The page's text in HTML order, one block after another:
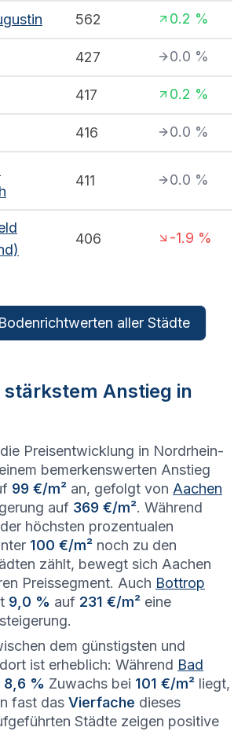
562 0.2 %
427 0.0 %
417 0.2 %
416 0.0 %
411 0.0 %
406 -1.9 %
aller Städte
Anstieg in
Preisentwicklung in Nordrhein-
bemerkenswerten Anstieg
99 €/m² an, gefolgt von Aachen
auf 369 €/m². Während
höchsten prozentualen
100 €/m² noch zu den
zählt, bewegt sich Aachen
Preissegment. Auch Bottrop
9,0 % auf 231 €/m² eine
dem günstigsten und
ist erheblich: Während Bad
8,6 % Zuwachs bei 101 €/m² liegt,
fast das Vierfache dieses
Städte zeigen positive